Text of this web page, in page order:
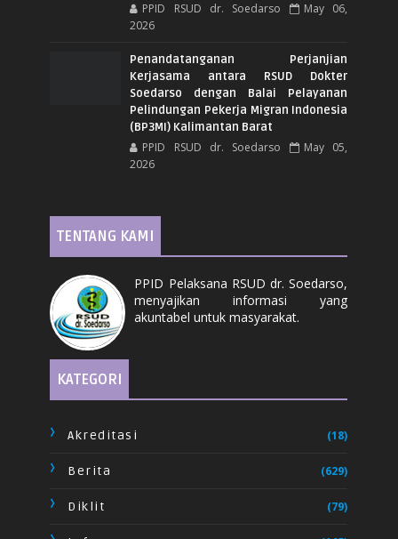
PPID RSUD dr. Soedarso
May 06,
2026
Penandatanganan Perjanjian
Kerjasama antara RSUD Dokter
Soedarso dengan Balai Pelayanan
Pelindungan Pekerja Migran Indonesia
(BP3MI) Kalimantan Barat
PPID RSUD dr. Soedarso
May 05,
2026
TENTANG KAMI
PPID Pelaksana RSUD dr. Soedarso,
menyajikan informasi yang
akuntabel untuk masyarakat.
KATEGORI
Akreditasi (18)
Berita (629)
Diklit (79)